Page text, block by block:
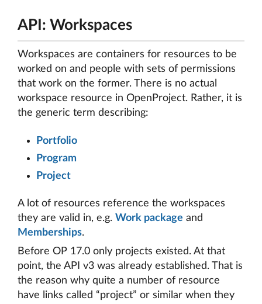
API: Workspaces
Workspaces are containers for resources to be
worked on and people with sets of permissions
that work on the former. There is no actual
workspace resource in OpenProject. Rather, it is
the generic term describing:
Portfolio
Program
Project
A lot of resources reference the workspaces
they are valid in, e.g. Work package and
Memberships.
Before OP 17.0 only projects existed. At that
point, the API v3 was already established. That is
the reason why quite a number of resource
have links called “project” or similar when they